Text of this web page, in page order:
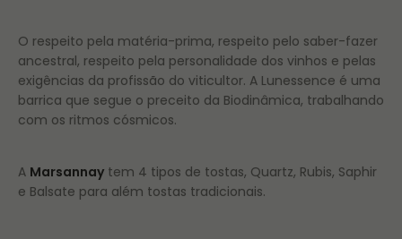
O respeito pela matéria-prima, respeito pelo saber-fazer
ancestral, respeito pela personalidade dos vinhos e pelas
exigências da profissão do viticultor. A Lunessence é uma
barrica que segue o preceito da Biodinâmica, trabalhando
com os ritmos cósmicos.
A Marsannay tem 4 tipos de tostas, Quartz, Rubis, Saphir
e Balsate para além tostas tradicionais.